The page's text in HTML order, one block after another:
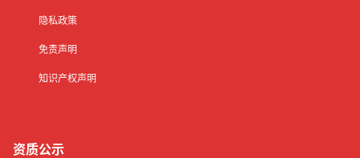
隐私政策
免责声明
知识产权声明
资质公示